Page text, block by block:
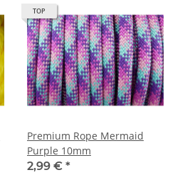
TOP
Premium Rope Mermaid
Purple 10mm
2,99 € *